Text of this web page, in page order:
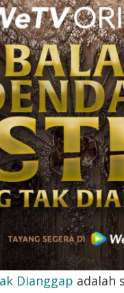
Dianggap adalah